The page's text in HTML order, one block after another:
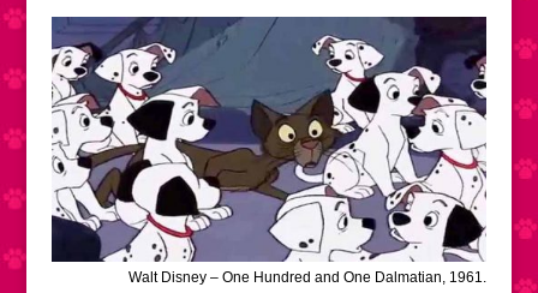
Walt Disney – One Hundred and One Dalmatian, 1961.